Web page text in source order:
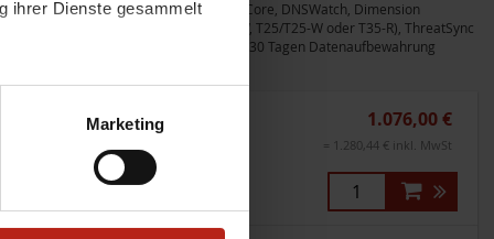
ihrer Dienste gesammelt
.
Technisch
Marketing
bei FireboxV), APT Blocker, EDR Core, DNSWatch, Dimension
(beide nicht bei T115-W, T20/T20-W, T25/T25-W oder T35-R), ThreatSync
und WatchGuard Cloud Visibility mit 30 Tagen Datenaufbewahrung
Firebox T125 - 1-Year
1.076,00 €
= 1.280,44 € inkl. MwSt